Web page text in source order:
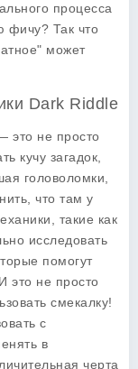
процесса
фичу? Так что
может
Dark Riddle
это не просто
кучу загадок,
головоломки,
что там у
такие как
исследовать
помогут
это не просто
смекалку!
с
в
черта